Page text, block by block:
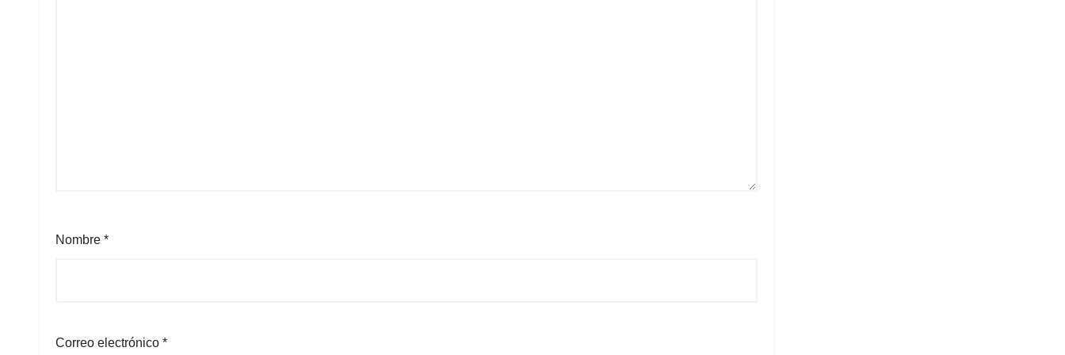
Nombre *
Correo electrónico *